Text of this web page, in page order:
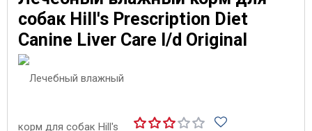
собак Hill's Prescription Diet
Canine Liver Care l/d Original